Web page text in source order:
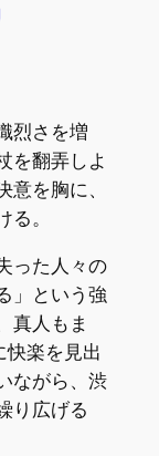
烈さを増
を翻弄しよ
を胸に、
。
った人々の
」という強
真人もま
快楽を見出
ながら、渋
り広げる